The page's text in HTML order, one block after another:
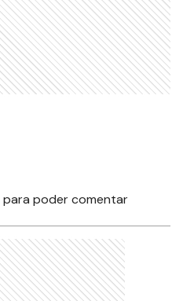
para poder comentar